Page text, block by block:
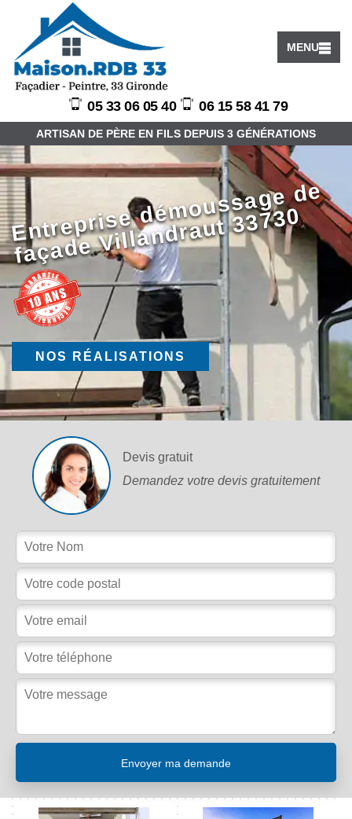
MENU
05 33 06 05 40 06 15 58 41 79
ARTISAN DE PÈRE EN FILS DEPUIS 3 GÉNÉRATIONS
E
ntr
e
pri
s
e
d
é
m
o
u
s
s
a
g
e
d
e
f
a
ç
a
d
e
Vill
a
n
dr
a
ut
3
3
7
3
0
NOS RÉALISATIONS
Devis gratuit
Demandez votre devis gratuitement